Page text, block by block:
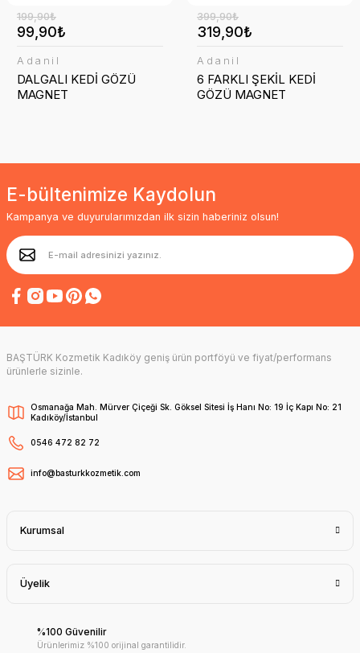
99,90₺
199,90₺
Adanil
DALGALI KEDİ GÖZÜ
MAGNET
319,90₺
399,90₺
Adanil
6 FARKLI ŞEKİL KEDİ
GÖZÜ MAGNET
E-bültenimize Kaydolun
Kampanya ve duyurularımızdan ilk sizin haberiniz olsun!
BAŞTÜRK Kozmetik Kadıköy geniş ürün portföyü ve fiyat/performans
ürünlerle sizinle.
Osmanağa Mah. Mürver Çiçeği Sk. Göksel Sitesi İş Hanı No: 19 İç Kapı No: 21
Kadıköy/İstanbul
0546 472 82 72
info@basturkkozmetik.com
Kurumsal
Üyelik
%100 Güvenilir
Ürünlerimiz %100 orijinal garantilidir.